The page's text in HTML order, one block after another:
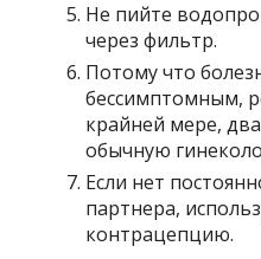
Не пийте
через фильтр.
Потому что
бессимптомным,
крайней мере,
обычную
Если нет
партнера,
контрацепцию.